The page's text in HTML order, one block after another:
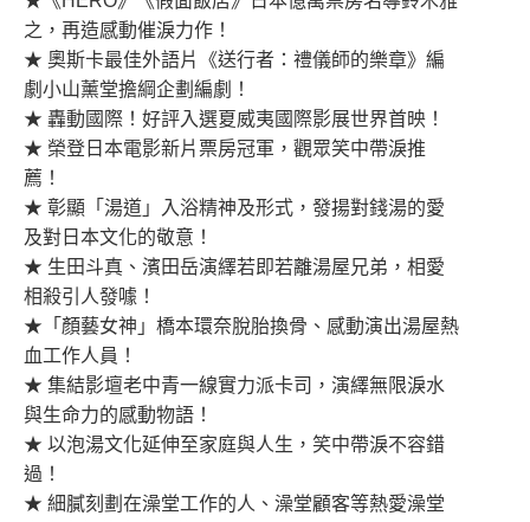
之，再造感動催淚力作！
★ 奧斯卡最佳外語片《送行者：禮儀師的樂章》編
劇小山薰堂擔綱企劃編劇！
★ 轟動國際！好評入選夏威夷國際影展世界首映！
★ 榮登日本電影新片票房冠軍，觀眾笑中帶淚推
薦！
★ 彰顯「湯道」入浴精神及形式，發揚對錢湯的愛
及對日本文化的敬意！
★ 生田斗真、濱田岳演繹若即若離湯屋兄弟，相愛
相殺引人發噱！
★「顏藝女神」橋本環奈脫胎換骨、感動演出湯屋熱
血工作人員！
★ 集結影壇老中青一線實力派卡司，演繹無限淚水
與生命力的感動物語！
★ 以泡湯文化延伸至家庭與人生，笑中帶淚不容錯
過！
★ 細膩刻劃在澡堂工作的人、澡堂顧客等熱愛澡堂